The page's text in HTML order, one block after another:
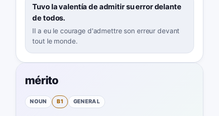
Tuvo la valentía de admitir su error delante
de todos.
Il a eu le courage d'admettre son erreur devant
tout le monde.
mérito
NOUN B1 GENERAL